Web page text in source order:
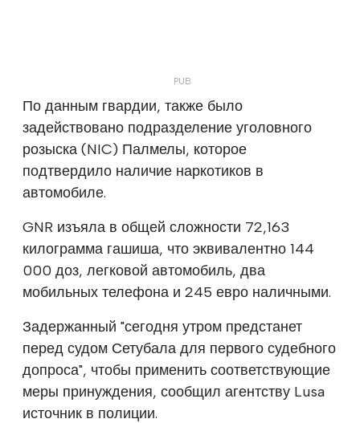
По данным гвардии, также было
задействовано подразделение уголовного
розыска (NIC) Палмелы, которое
подтвердило наличие наркотиков в
автомобиле.
GNR изъяла в общей сложности 72,163
килограмма гашиша, что эквивалентно 144
000 доз, легковой автомобиль, два
мобильных телефона и 245 евро наличными.
Задержанный "сегодня утром предстанет
перед судом Сетубала для первого судебного
допроса", чтобы применить соответствующие
меры принуждения, сообщил агентству Lusa
источник в полиции.